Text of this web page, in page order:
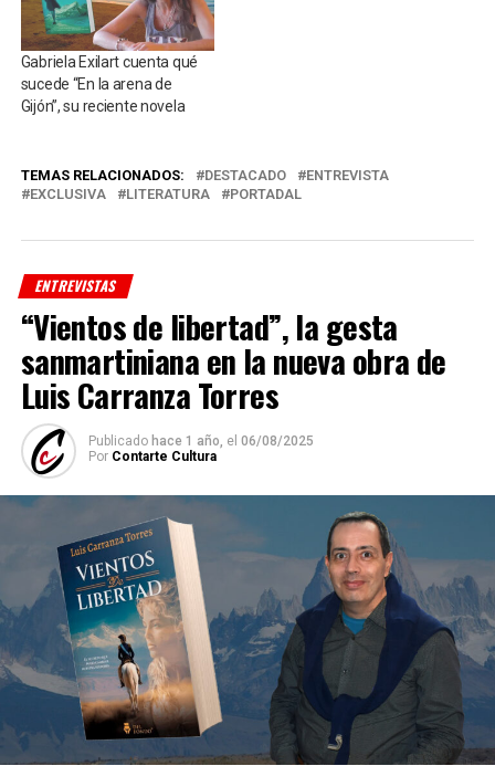
Gabriela Exilart cuenta qué
sucede “En la arena de
Gijón”, su reciente novela
TEMAS RELACIONADOS: DESTACADO
ENTREVISTA
EXCLUSIVA
LITERATURA PORTADAL
ENTREVISTAS
“Vientos de libertad”, la gesta
sanmartiniana en la nueva obra de
Luis Carranza Torres
Publicado hace 1 año, el 06/08/2025
Por Contarte Cultura